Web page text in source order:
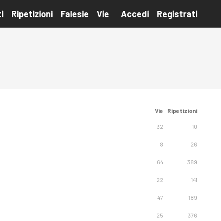
Ripetizioni Falesie Vie Accedi Registrati
Vie Ripetizioni
32 10
8 26
64 389
22 141
47 189
25 376